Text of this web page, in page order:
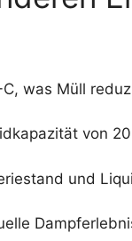
was Müll
von
und